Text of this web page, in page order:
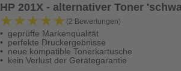
HP 201X - alternativer Toner
★★★★★
★★★★★ (2 Bewertungen)
geprüfte Markenqualität
perfekte Druckergebnisse
neue kompatible Tonerkartusche
kein Verlust der Gerätegarantie